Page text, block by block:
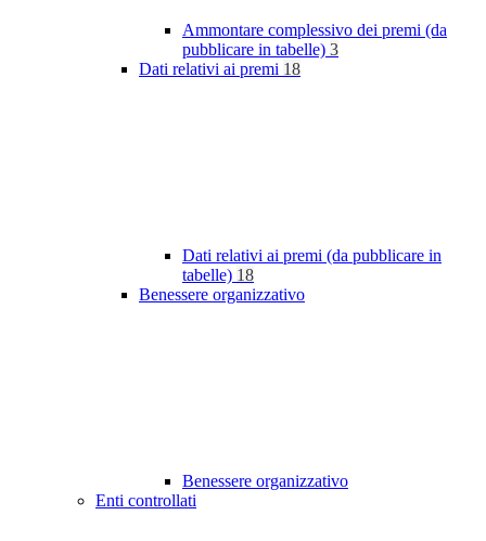
Ammontare complessivo dei premi (da
pubblicare in tabelle) 3
Dati relativi ai premi 18
Dati relativi ai premi (da pubblicare in
tabelle) 18
Benessere organizzativo
Benessere organizzativo
Enti controllati